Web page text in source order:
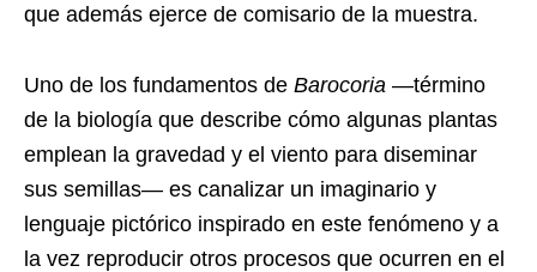
que además ejerce de comisario de la muestra.
Uno de los fundamentos de Barocoria —término
de la biología que describe cómo algunas plantas
emplean la gravedad y el viento para diseminar
sus semillas— es canalizar un imaginario y
lenguaje pictórico inspirado en este fenómeno y a
la vez reproducir otros procesos que ocurren en el